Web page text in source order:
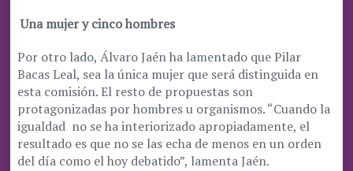
Una mujer y cinco hombres
Por otro lado, Álvaro Jaén ha lamentado que Pilar
Bacas Leal, sea la única mujer que será distinguida en
esta comisión. El resto de propuestas son
protagonizadas por hombres u organismos. “Cuando la
igualdad no se ha interiorizado apropiadamente, el
resultado es que no se las echa de menos en un orden
del día como el hoy debatido”, lamenta Jaén.